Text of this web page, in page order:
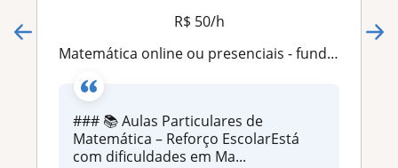
R$ 50/h
Matemática online ou presenciais - fundamental 1 e 2
### 📚 Aulas Particulares de
Matemática – Reforço EscolarEstá
com dificuldades em Ma...